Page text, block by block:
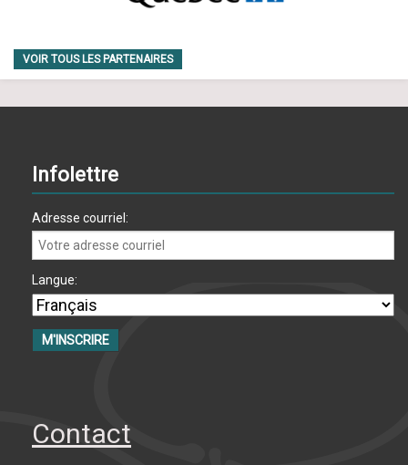
VOIR TOUS LES PARTENAIRES
Infolettre
Adresse courriel:
Langue:
Contact